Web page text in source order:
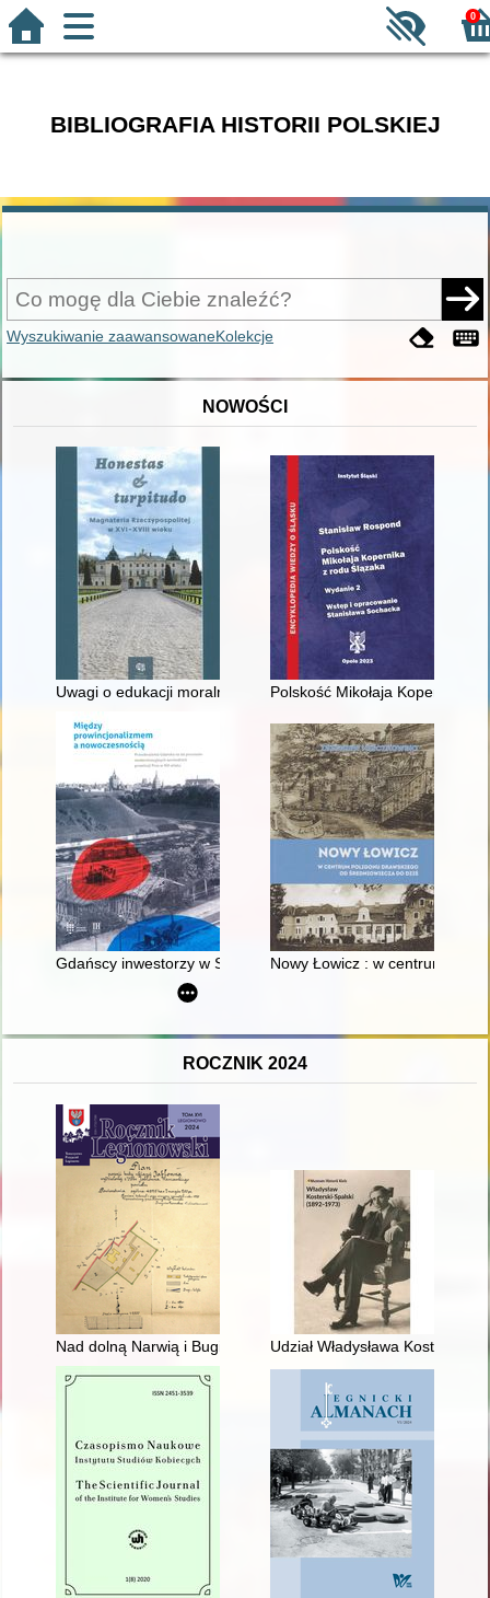
0
BIBLIOGRAFIA HISTORII POLSKIEJ
Wyszukiwanie zaawansowaneKolekcje
NOWOŚCI
Uwagi o edukacji moralnej synów szlacheckich w XVI-
Polskość Mikołaja Kopernika z
Gdańscy inwestorzy w Sopocie : prestiż finansowy i
Nowy Łowicz : w centrum
ROCZNIK 2024
Nad dolną Narwią i Bugiem : badania DNA rodzin ze
Udział Władysława